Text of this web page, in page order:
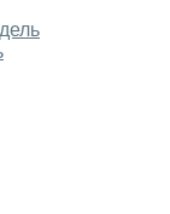
замір та
має із
виміру та
не